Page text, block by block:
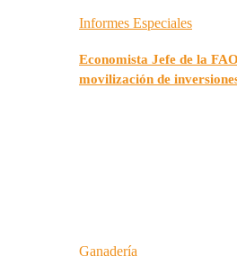
Informes Especiales
Economista Jefe de la
movilización de
Ganadería